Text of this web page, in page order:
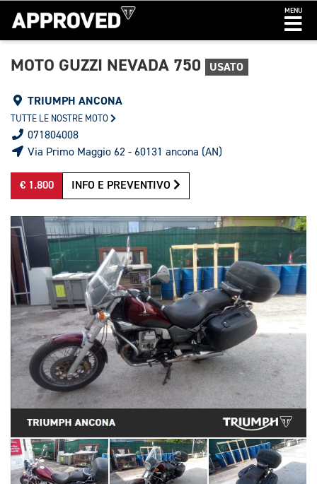
MENU
MOTO GUZZI NEVADA 750 USATO
TRIUMPH ANCONA
TUTTE LE NOSTRE MOTO
071804008
Via Primo Maggio 62 - 60131 ancona (AN)
€ 1.800 INFO E PREVENTIVO